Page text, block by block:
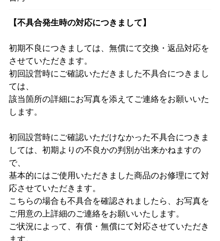
【不具合発生時の対応につきまして】
初期不良につきましては、無償にて交換・返品対応を
させていただきます。
初回設営時にご確認いただきました不具合につきまし
ては、
該当箇所の詳細にお写真を添えてご連絡をお願いいた
します。
初回設営時にご確認いただけなかった不具合につきま
しては、初期よりの不良かの判別が出来かねますの
で、
基本的にはご使用いただきました商品のお修理にて対
応させていただきます。
こちらの場合も不具合を確認されましたら、お写真を
ご用意の上詳細のご連絡をお願いいたします。
ご状況によって、有償・無償にて対応させていただき